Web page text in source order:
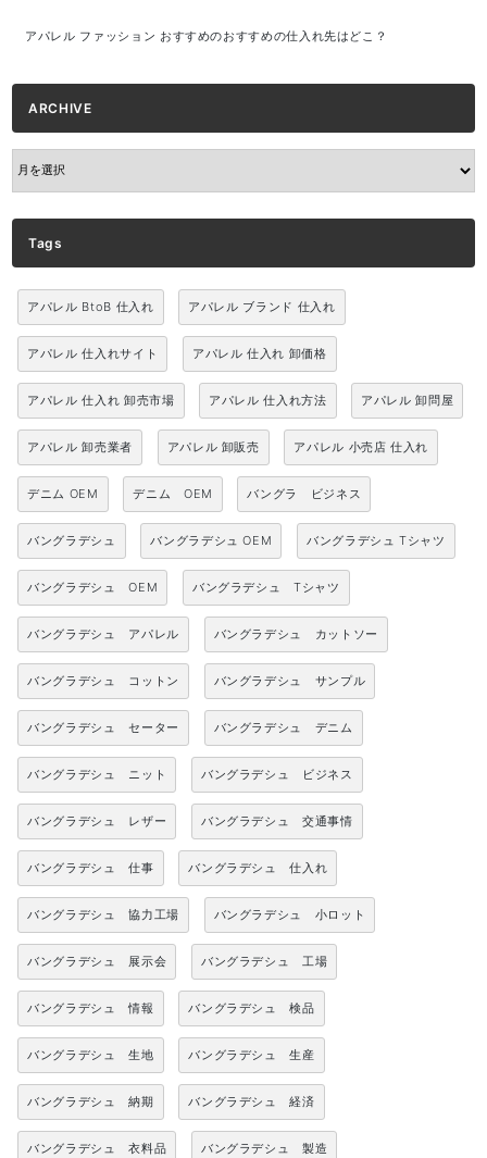
アパレル ファッション おすすめのおすすめの仕入れ先はどこ？
ARCHIVE
ARCHIVE
Tags
アパレル BtoB 仕入れ アパレル ブランド 仕入れ
アパレル 仕入れサイト アパレル 仕入れ 卸価格
アパレル 仕入れ 卸売市場 アパレル 仕入れ方法 アパレル 卸問屋
アパレル 卸売業者 アパレル 卸販売 アパレル 小売店 仕入れ
デニム OEM デニム OEM バングラ ビジネス
バングラデシュ バングラデシュ OEM バングラデシュ Tシャツ
バングラデシュ OEM バングラデシュ Tシャツ
バングラデシュ アパレル バングラデシュ カットソー
バングラデシュ コットン バングラデシュ サンプル
バングラデシュ セーター バングラデシュ デニム
バングラデシュ ニット バングラデシュ ビジネス
バングラデシュ レザー バングラデシュ 交通事情
バングラデシュ 仕事 バングラデシュ 仕入れ
バングラデシュ 協力工場 バングラデシュ 小ロット
バングラデシュ 展示会 バングラデシュ 工場
バングラデシュ 情報 バングラデシュ 検品
バングラデシュ 生地 バングラデシュ 生産
バングラデシュ 納期 バングラデシュ 経済
バングラデシュ 衣料品 バングラデシュ 製造